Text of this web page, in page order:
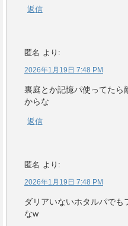
返信
匿名 より:
2026年1月19日 7:48 PM
裏庭とか記憶パ使ってたら
からな
返信
匿名 より:
2026年1月19日 7:48 PM
ダリアいないホタルパでも
なw